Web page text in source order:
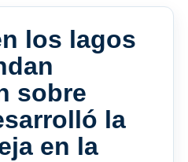
los lagos
sobre
la
en la